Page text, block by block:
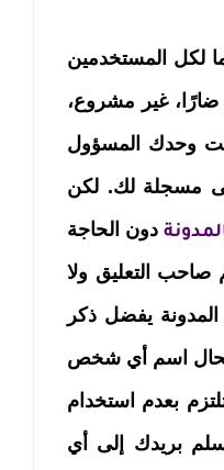
لكل المستخدمين
غير مشروع،
وحدك المسؤول
مسجلة لك. لكن
دون الحاجة
التعليق ولا
يفضل ذكر
اسم أي شخص
بعدم استخدام
بريدك إلى أي